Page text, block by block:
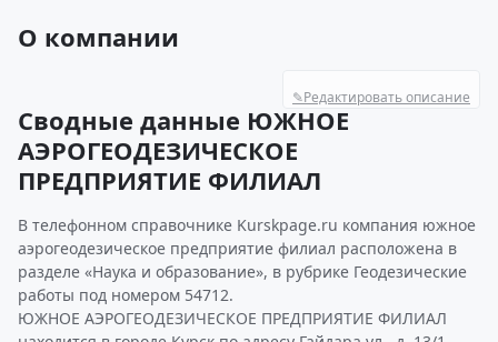
О компании
✎Редактировать описание
Сводные данные ЮЖНОЕ
АЭРОГЕОДЕЗИЧЕСКОЕ
ПРЕДПРИЯТИЕ ФИЛИАЛ
В телефонном справочнике Kurskpage.ru компания южное
аэрогеодезическое предприятие филиал расположена в
разделе «Наука и образование», в рубрике Геодезические
работы под номером 54712.
ЮЖНОЕ АЭРОГЕОДЕЗИЧЕСКОЕ ПРЕДПРИЯТИЕ ФИЛИАЛ